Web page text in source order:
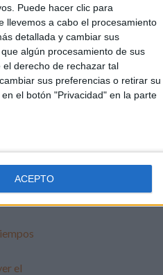
Puede hacer clic para
llevemos a cabo el procesamiento
detallada y cambiar sus
algún procesamiento de sus
derecho de rechazar tal
sus preferencias o retirar su
el botón "Privacidad" en la parte
ACEPTO
el